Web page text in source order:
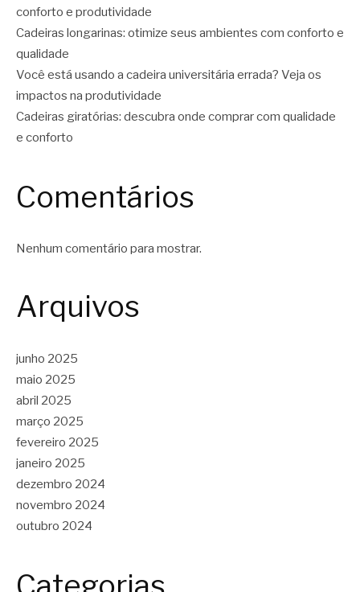
conforto e produtividade
Cadeiras longarinas: otimize seus ambientes com conforto e
qualidade
Você está usando a cadeira universitária errada? Veja os
impactos na produtividade
Cadeiras giratórias: descubra onde comprar com qualidade
e conforto
Comentários
Nenhum comentário para mostrar.
Arquivos
junho 2025
maio 2025
abril 2025
março 2025
fevereiro 2025
janeiro 2025
dezembro 2024
novembro 2024
outubro 2024